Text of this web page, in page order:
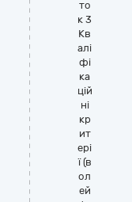
то
к 3
Кв
алі
фі
ка
цій
ні
кр
ит
ері
ї (в
ол
ей